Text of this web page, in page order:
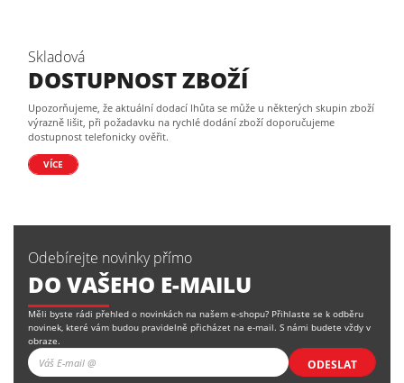
Skladová
DOSTUPNOST ZBOŽÍ
Upozorňujeme, že aktuální dodací lhůta se může u některých skupin zboží
výrazně lišit, při požadavku na rychlé dodání zboží doporučujeme
dostupnost telefonicky ověřit.
VÍCE
Odebírejte novinky přímo
DO VAŠEHO E-MAILU
Měli byste rádi přehled o novinkách na našem e-shopu? Přihlaste se k odběru
novinek, které vám budou pravidelně přicházet na e-mail. S námi budete vždy v
obraze.
ODESLAT